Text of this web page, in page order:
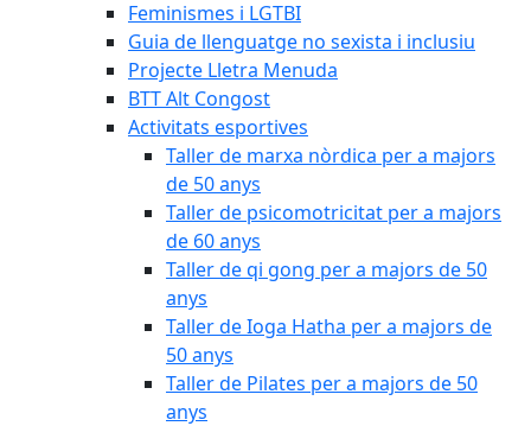
Feminismes i LGTBI
Guia de llenguatge no sexista i inclusiu
Projecte Lletra Menuda
BTT Alt Congost
Activitats esportives
Taller de marxa nòrdica per a majors
de 50 anys
Taller de psicomotricitat per a majors
de 60 anys
Taller de qi gong per a majors de 50
anys
Taller de Ioga Hatha per a majors de
50 anys
Taller de Pilates per a majors de 50
anys